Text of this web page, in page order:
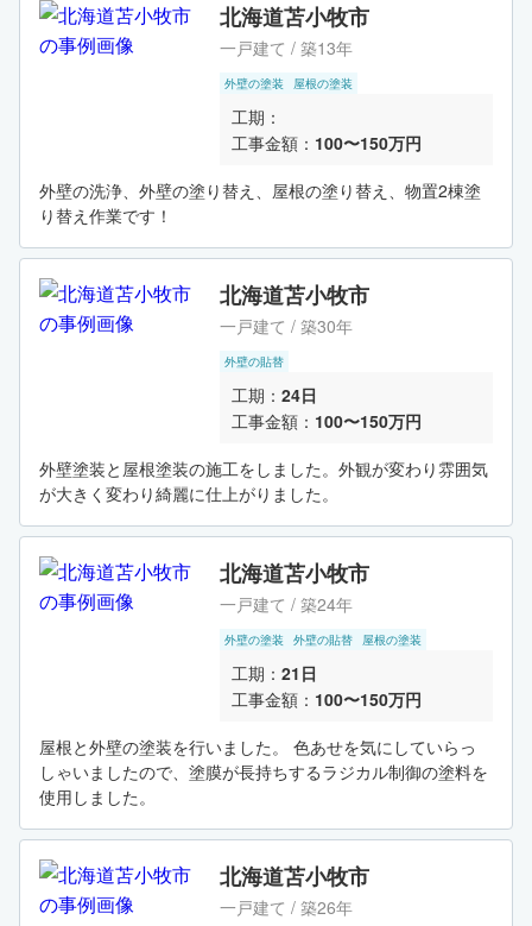
北海道苫小牧市
一戸建て / 築13年
外壁の塗装 屋根の塗装
工期：
工事金額： 100〜150万円
外壁の洗浄、外壁の塗り替え、屋根の塗り替え、物置2棟塗
り替え作業です！
北海道苫小牧市
一戸建て / 築30年
外壁の貼替
工期： 24日
工事金額： 100〜150万円
外壁塗装と屋根塗装の施工をしました。外観が変わり雰囲気
が大きく変わり綺麗に仕上がりました。
北海道苫小牧市
一戸建て / 築24年
外壁の塗装 外壁の貼替 屋根の塗装
工期： 21日
工事金額： 100〜150万円
屋根と外壁の塗装を行いました。 色あせを気にしていらっ
しゃいましたので、塗膜が長持ちするラジカル制御の塗料を
使用しました。
北海道苫小牧市
一戸建て / 築26年